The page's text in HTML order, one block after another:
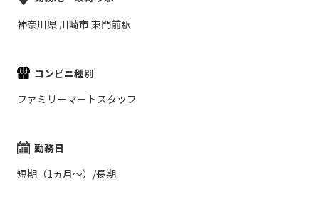
神奈川県 川崎市 東門前駅
コンビニ種別
ファミリーマートスタッフ
勤務日
短期（1ヵ月～）/長期